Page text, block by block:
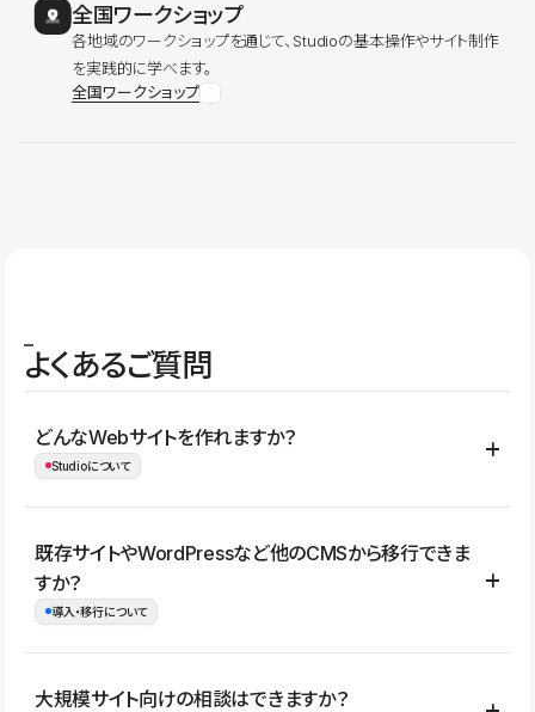
全国ワークショップ
各地域のワークショップを通じて、Studioの基本操作やサイト制作
を実践的に学べます。
全国ワークショップ
よくあるご質問
どんなWebサイトを作れますか？
Studioについて
コーポレートサイト、サービスサイト、LP、採用サイト、ブロ
グ・メディア、イベントサイト、店舗・商品紹介サイト、ポートフ
ォリオなど幅広く制作できます。
既存サイトやWordPressなど他のCMSから移行できま
すか？
導入・移行について
はい。既存サイトの構成やコンテンツ、URLを整理したうえで、
大規模サイト向けの相談はできますか？